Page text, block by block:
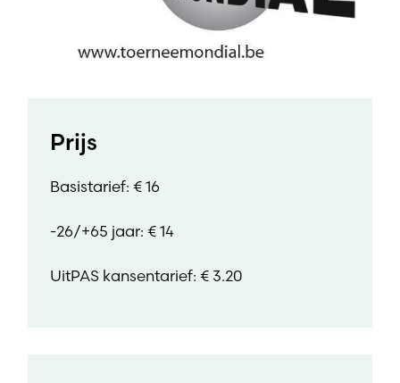
Prijs
Basistarief: € 16
-26/+65 jaar: € 14
UitPAS kansentarief: € 3.20